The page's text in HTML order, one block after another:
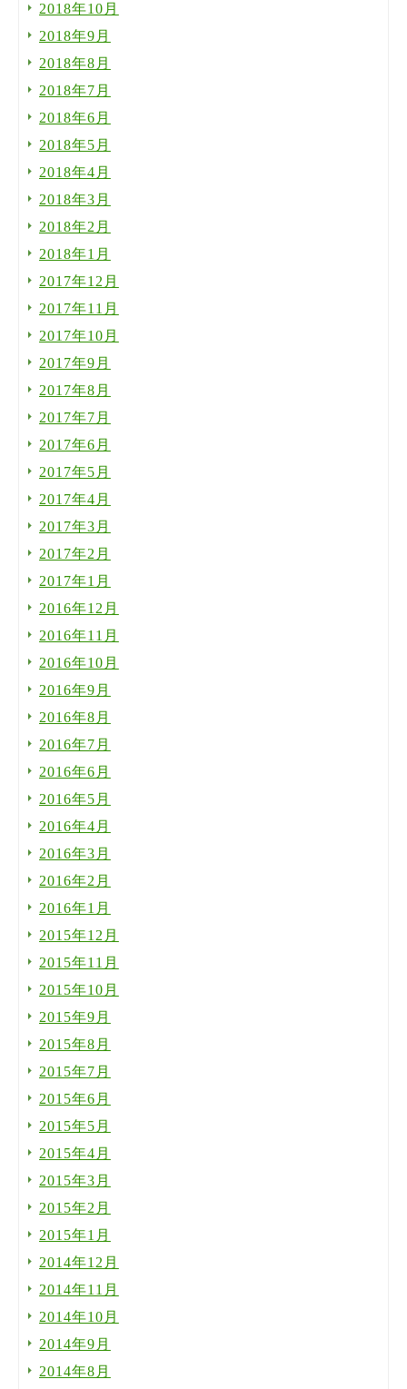
2018年10月
2018年9月
2018年8月
2018年7月
2018年6月
2018年5月
2018年4月
2018年3月
2018年2月
2018年1月
2017年12月
2017年11月
2017年10月
2017年9月
2017年8月
2017年7月
2017年6月
2017年5月
2017年4月
2017年3月
2017年2月
2017年1月
2016年12月
2016年11月
2016年10月
2016年9月
2016年8月
2016年7月
2016年6月
2016年5月
2016年4月
2016年3月
2016年2月
2016年1月
2015年12月
2015年11月
2015年10月
2015年9月
2015年8月
2015年7月
2015年6月
2015年5月
2015年4月
2015年3月
2015年2月
2015年1月
2014年12月
2014年11月
2014年10月
2014年9月
2014年8月